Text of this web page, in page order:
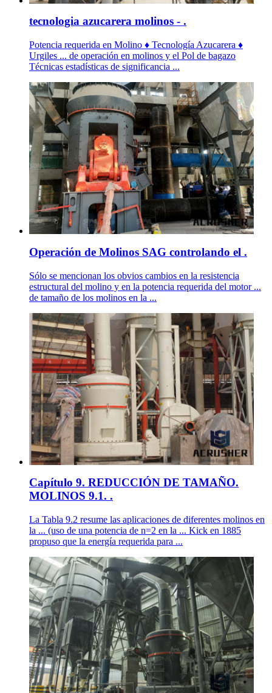
tecnologia azucarera molinos - .
Potencia requerida en Molino ♦ Tecnología Azucarera ♦
Urgiles ... de operación en molinos y el Pol de bagazo
Técnicas estadísticas de significancia ...
Operación de Molinos SAG controlando el .
Sólo se mencionan los obvios cambios en la resistencia
estructural del molino y en la potencia requerida del motor ...
de tamaño de los molinos en la ...
Capítulo 9. REDUCCIÓN DE TAMAÑO.
MOLINOS 9.1. .
La Tabla 9.2 resume las aplicaciones de diferentes molinos en
la ... (uso de una potencia de n=2 en la ... Kick en 1885
propuso que la energía requerida para ...